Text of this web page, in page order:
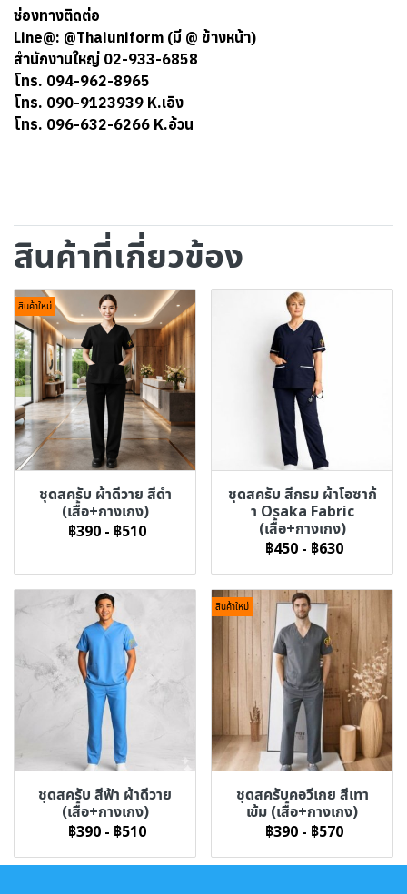
ช่องทางติดต่อ
Line@: @Thaiuniform (มี @ ข้างหน้า)
สำนักงานใหญ่ 02-933-6858
โทร. 094-962-8965
โทร. 090-9123939 K.เอิง
โทร. 096-632-6266 K.อ้วน
สินค้าที่เกี่ยวข้อง
สินค้าใหม่
ชุดสครับ ผ้าดีวาย สีดำ
(เสื้อ+กางเกง)
฿390 - ฿510
ชุดสครับ สีกรม ผ้าโอซาก้
า Osaka Fabric
(เสื้อ+กางเกง)
฿450 - ฿630
ชุดสครับ สีฟ้า ผ้าดีวาย
(เสื้อ+กางเกง)
฿390 - ฿510
สินค้าใหม่
ชุดสครับคอวีเกย สีเทา
เข้ม (เสื้อ+กางเกง)
฿390 - ฿570